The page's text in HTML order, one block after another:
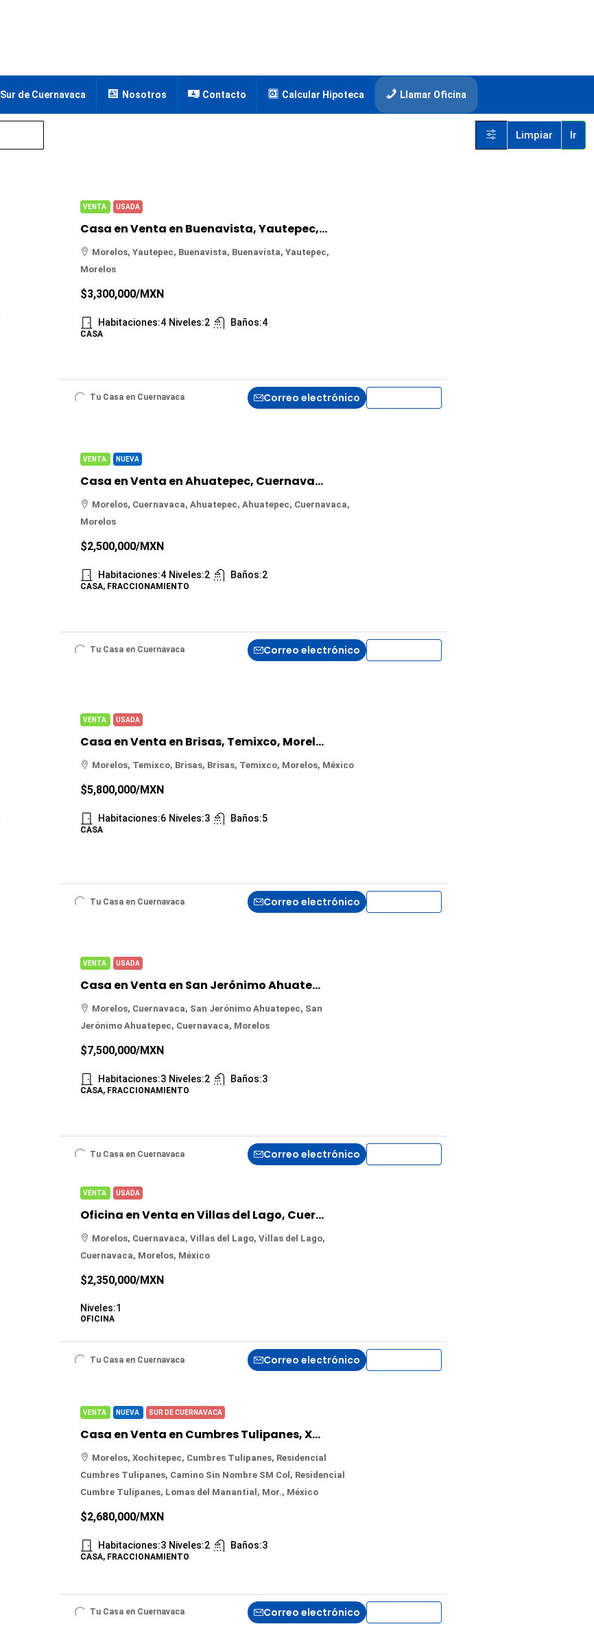
Sur de Cuernavaca Nosotros Contacto Calcular Hipoteca Llamar Oficina
Limpiar Ir
VENTA USADA
Casa en Venta en Buenavista, Yautepec, Morelos
Morelos, Yautepec, Buenavista, Buenavista, Yautepec,
Morelos
$3,300,000/MXN
Habitaciones:4 Niveles:2 Baños:4
CASA
Tu Casa en Cuernavaca Correo electrónico
VENTA NUEVA
Casa en Venta en Ahuatepec, Cuernavaca, Morelos
Morelos, Cuernavaca, Ahuatepec, Ahuatepec, Cuernavaca,
Morelos
$2,500,000/MXN
Habitaciones:4 Niveles:2 Baños:2
CASA, FRACCIONAMIENTO
Tu Casa en Cuernavaca Correo electrónico
VENTA USADA
Casa en Venta en Brisas, Temixco, Morelos
Morelos, Temixco, Brisas, Brisas, Temixco, Morelos, México
$5,800,000/MXN
Habitaciones:6 Niveles:3 Baños:5
CASA
Tu Casa en Cuernavaca Correo electrónico
VENTA USADA
Casa en Venta en San Jerónimo Ahuatepec, Cuernavaca, Morelos
Morelos, Cuernavaca, San Jerónimo Ahuatepec, San
Jerónimo Ahuatepec, Cuernavaca, Morelos
$7,500,000/MXN
Habitaciones:3 Niveles:2 Baños:3
CASA, FRACCIONAMIENTO
Tu Casa en Cuernavaca Correo electrónico
VENTA USADA
Oficina en Venta en Villas del Lago, Cuernavaca, Morelos
Morelos, Cuernavaca, Villas del Lago, Villas del Lago,
Cuernavaca, Morelos, México
$2,350,000/MXN
Niveles:1
OFICINA
Tu Casa en Cuernavaca Correo electrónico
VENTA NUEVA SUR DE CUERNAVACA
Casa en Venta en Cumbres Tulipanes, Xochitepec, Morelos
Morelos, Xochitepec, Cumbres Tulipanes, Residencial
Cumbres Tulipanes, Camino Sin Nombre SM Col, Residencial
Cumbre Tulipanes, Lomas del Manantial, Mor., México
$2,680,000/MXN
Habitaciones:3 Niveles:2 Baños:3
CASA, FRACCIONAMIENTO
Tu Casa en Cuernavaca Correo electrónico